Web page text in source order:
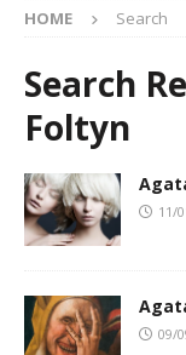
HOME Search
Search
Foltyn
11/
09/